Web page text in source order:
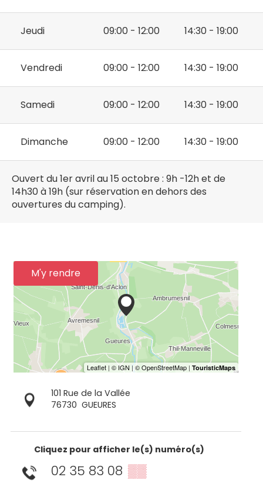
Jeudi 09:00 - 12:00 14:30 - 19:00
Vendredi 09:00 - 12:00 14:30 - 19:00
Samedi 09:00 - 12:00 14:30 - 19:00
Dimanche 09:00 - 12:00 14:30 - 19:00
Ouvert du 1er avril au 15 octobre : 9h -12h et de
14h30 à 19h (sur réservation en dehors des
ouvertures du camping).
M'y rendre
101 Rue de la Vallée
76730 GUEURES
Cliquez pour afficher le(s) numéro(s)
02 35 83 08 ▒▒